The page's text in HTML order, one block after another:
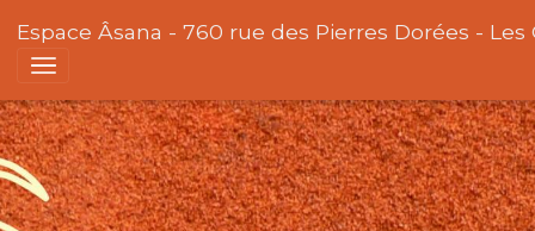
Espace Âsana - 760 rue des Pierres Dorées -